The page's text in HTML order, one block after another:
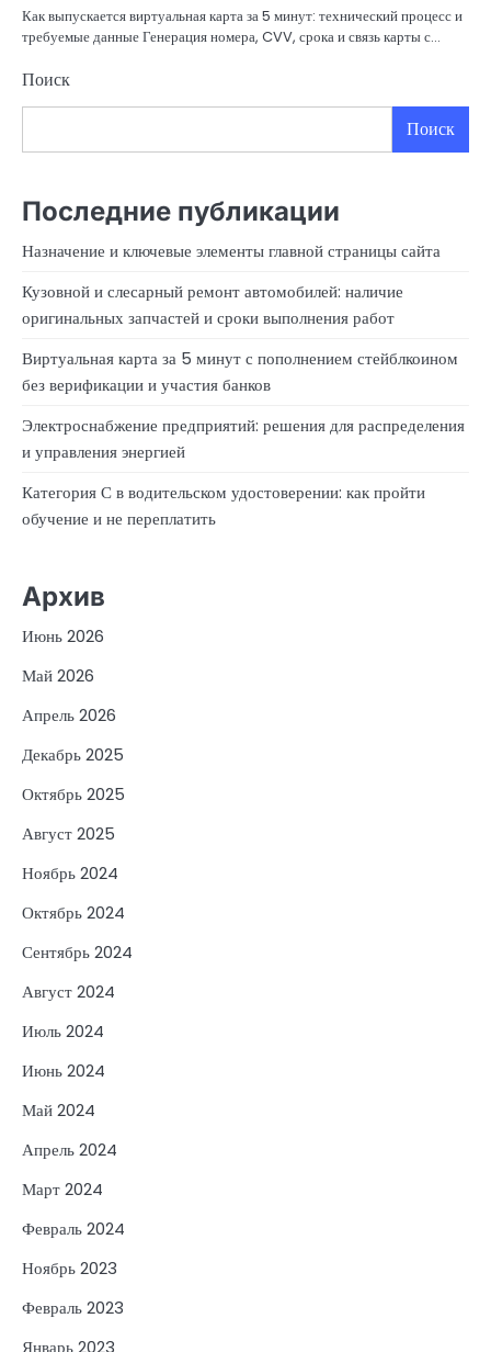
Как выпускается виртуальная карта за 5 минут: технический процесс и
требуемые данные Генерация номера, CVV, срока и связь карты с…
Поиск
Поиск
Последние публикации
Назначение и ключевые элементы главной страницы сайта
Кузовной и слесарный ремонт автомобилей: наличие
оригинальных запчастей и сроки выполнения работ
Виртуальная карта за 5 минут с пополнением стейблкоином
без верификации и участия банков
Электроснабжение предприятий: решения для распределения
и управления энергией
Категория С в водительском удостоверении: как пройти
обучение и не переплатить
Архив
Июнь 2026
Май 2026
Апрель 2026
Декабрь 2025
Октябрь 2025
Август 2025
Ноябрь 2024
Октябрь 2024
Сентябрь 2024
Август 2024
Июль 2024
Июнь 2024
Май 2024
Апрель 2024
Март 2024
Февраль 2024
Ноябрь 2023
Февраль 2023
Январь 2023